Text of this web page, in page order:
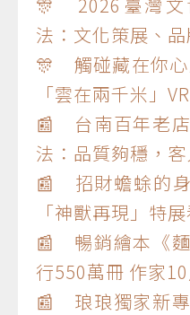
法：文化策展、
🎊 觸碰藏在你心
「雲在兩千米」
📰 台南百年老
法：品質夠穩，
📰 招財蟾蜍的
「神獸再現」特
📰 暢銷繪本《
行550萬冊 作家
📰 琅琅獨家新